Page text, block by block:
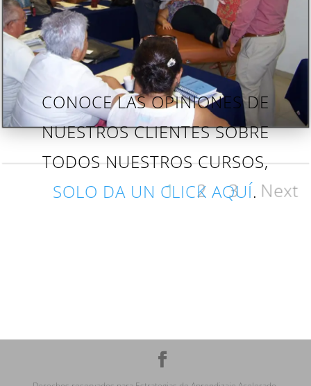
1 2 3 Next
CONOCE LAS OPINIONES DE
NUESTROS CLIENTES SOBRE
TODOS NUESTROS CURSOS,
SOLO DA UN CLICK AQUÍ.